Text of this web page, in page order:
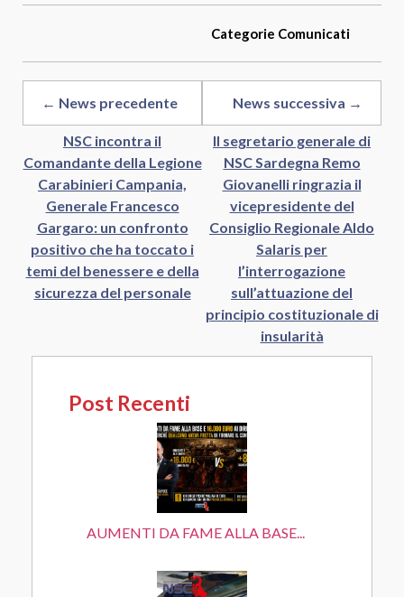
Categorie Comunicati
← News precedente
NSC incontra il
Comandante della Legione
Carabinieri Campania,
Generale Francesco
Gargaro: un confronto
positivo che ha toccato i
temi del benessere e della
sicurezza del personale
News successiva →
Il segretario generale di
NSC Sardegna Remo
Giovanelli ringrazia il
vicepresidente del
Consiglio Regionale Aldo
Salaris per
l’interrogazione
sull’attuazione del
principio costituzionale di
insularità
Post Recenti
AUMENTI DA FAME ALLA BASE...